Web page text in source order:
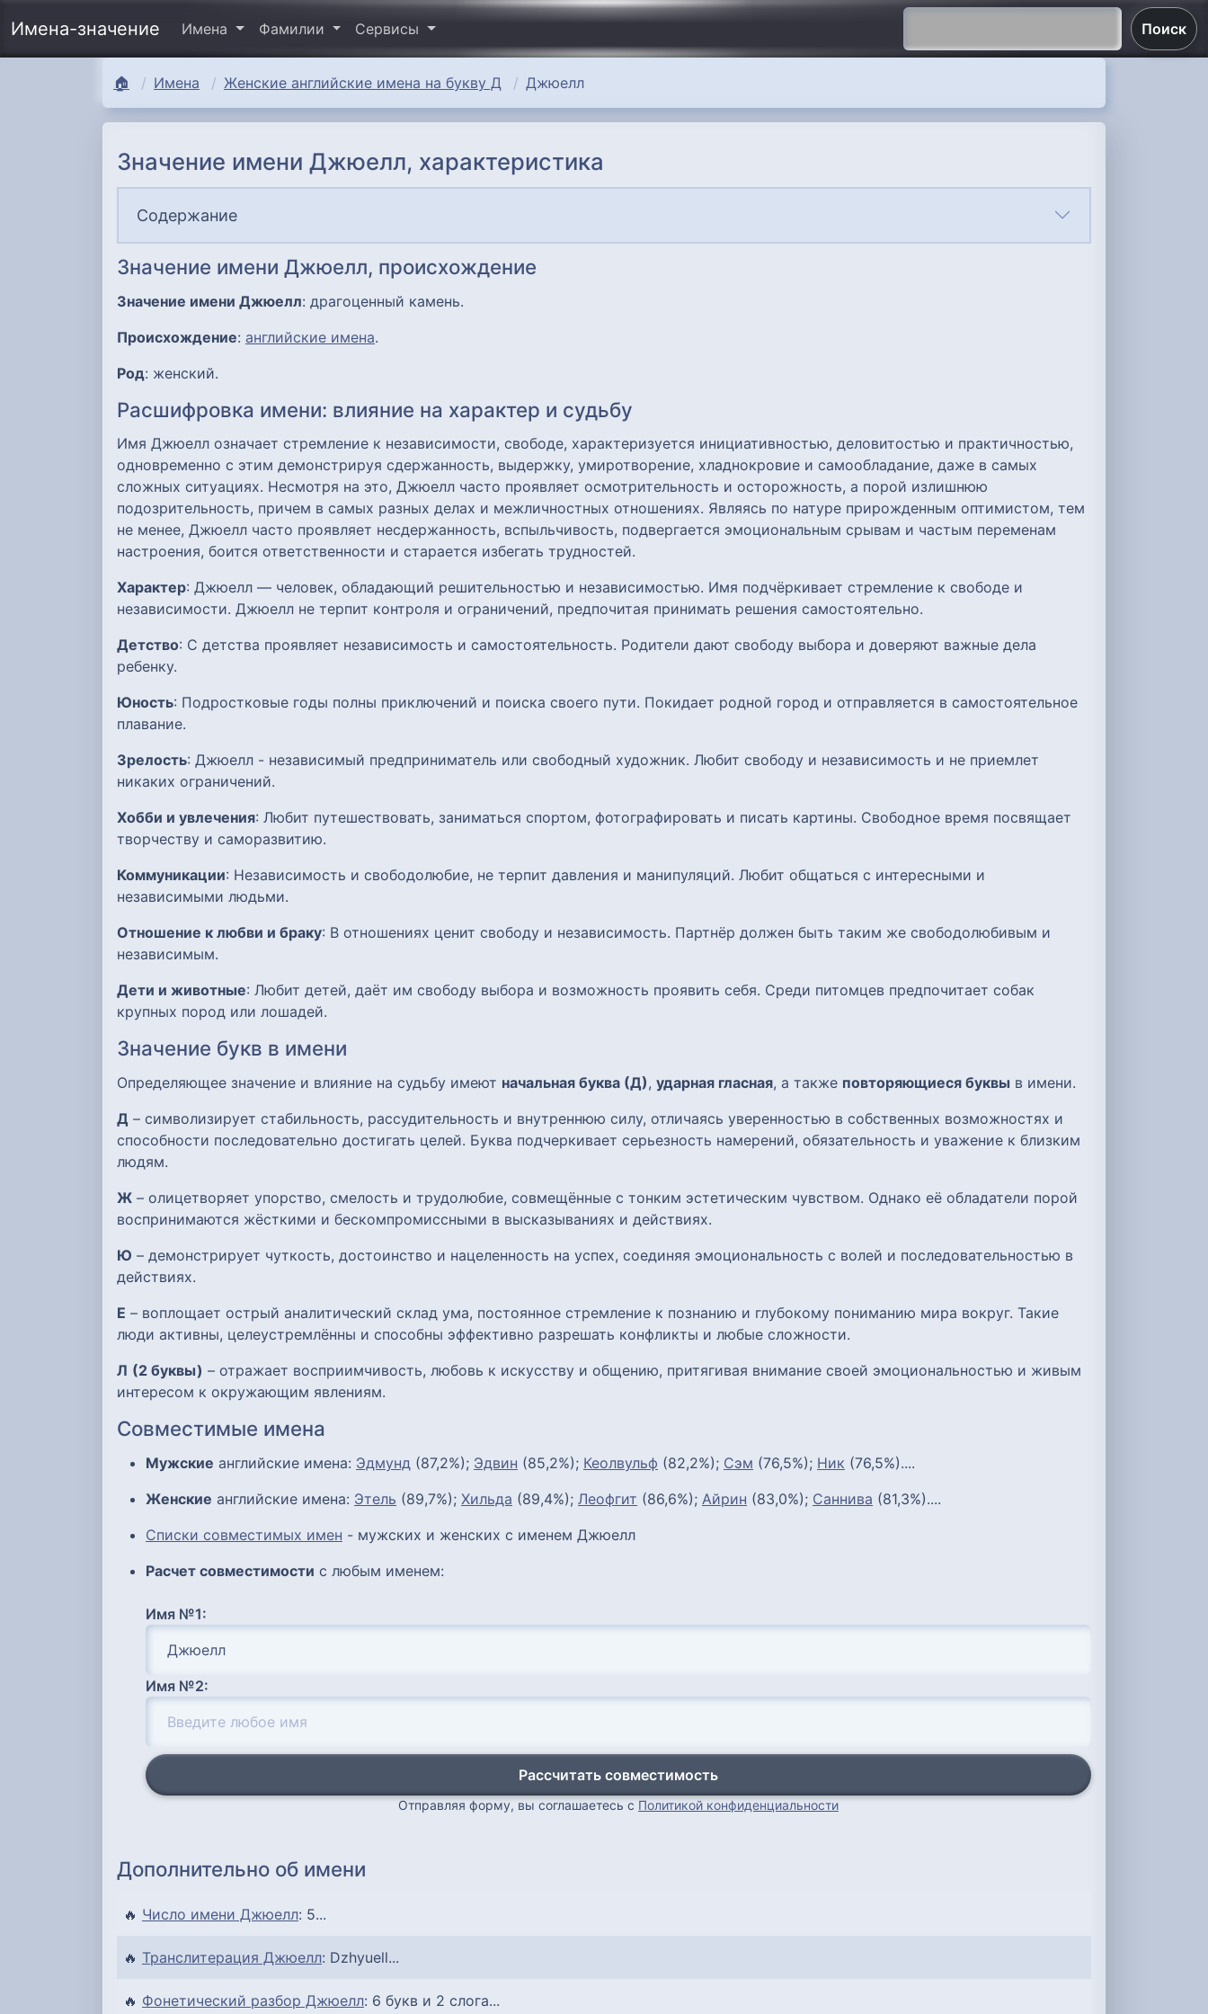
Имена-значение Имена Фамилии Сервисы Поиск
🏠 Имена Женские английские имена на букву Д Джюелл
Значение имени Джюелл, характеристика
Содержание
Значение имени Джюелл, происхождение
Значение имени Джюелл: драгоценный камень.
Происхождение: английские имена.
Род: женский.
Расшифровка имени: влияние на характер и судьбу
Имя Джюелл означает стремление к независимости, свободе, характеризуется инициативностью, деловитостью и практичностью,
одновременно с этим демонстрируя сдержанность, выдержку, умиротворение, хладнокровие и самообладание, даже в самых
сложных ситуациях. Несмотря на это, Джюелл часто проявляет осмотрительность и осторожность, а порой излишнюю
подозрительность, причем в самых разных делах и межличностных отношениях. Являясь по натуре прирожденным оптимистом, тем
не менее, Джюелл часто проявляет несдержанность, вспыльчивость, подвергается эмоциональным срывам и частым переменам
настроения, боится ответственности и старается избегать трудностей.
Характер: Джюелл — человек, обладающий решительностью и независимостью. Имя подчёркивает стремление к свободе и
независимости. Джюелл не терпит контроля и ограничений, предпочитая принимать решения самостоятельно.
Детство: С детства проявляет независимость и самостоятельность. Родители дают свободу выбора и доверяют важные дела
ребенку.
Юность: Подростковые годы полны приключений и поиска своего пути. Покидает родной город и отправляется в самостоятельное
плавание.
Зрелость: Джюелл - независимый предприниматель или свободный художник. Любит свободу и независимость и не приемлет
никаких ограничений.
Хобби и увлечения: Любит путешествовать, заниматься спортом, фотографировать и писать картины. Свободное время посвящает
творчеству и саморазвитию.
Коммуникации: Независимость и свободолюбие, не терпит давления и манипуляций. Любит общаться с интересными и
независимыми людьми.
Отношение к любви и браку: В отношениях ценит свободу и независимость. Партнёр должен быть таким же свободолюбивым и
независимым.
Дети и животные: Любит детей, даёт им свободу выбора и возможность проявить себя. Среди питомцев предпочитает собак
крупных пород или лошадей.
Значение букв в имени
Определяющее значение и влияние на судьбу имеют начальная буква (Д), ударная гласная, а также повторяющиеся буквы в имени.
Д – символизирует стабильность, рассудительность и внутреннюю силу, отличаясь уверенностью в собственных возможностях и
способности последовательно достигать целей. Буква подчеркивает серьезность намерений, обязательность и уважение к близким
людям.
Ж – олицетворяет упорство, смелость и трудолюбие, совмещённые с тонким эстетическим чувством. Однако её обладатели порой
воспринимаются жёсткими и бескомпромиссными в высказываниях и действиях.
Ю – демонстрирует чуткость, достоинство и нацеленность на успех, соединяя эмоциональность с волей и последовательностью в
действиях.
Е – воплощает острый аналитический склад ума, постоянное стремление к познанию и глубокому пониманию мира вокруг. Такие
люди активны, целеустремлённы и способны эффективно разрешать конфликты и любые сложности.
Л (2 буквы) – отражает восприимчивость, любовь к искусству и общению, притягивая внимание своей эмоциональностью и живым
интересом к окружающим явлениям.
Совместимые имена
Мужские английские имена: Эдмунд (87,2%); Эдвин (85,2%); Кеолвульф (82,2%); Сэм (76,5%); Ник (76,5%)....
Женские английские имена: Этель (89,7%); Хильда (89,4%); Леофгит (86,6%); Айрин (83,0%); Саннива (81,3%)....
Списки совместимых имен - мужских и женских с именем Джюелл
Расчет совместимости с любым именем:
Имя №1:
Имя №2:
Рассчитать совместимость
Отправляя форму, вы соглашаетесь с Политикой конфиденциальности
Дополнительно об имени
🔥 Число имени Джюелл: 5...
🔥 Транслитерация Джюелл: Dzhyuell...
🔥 Фонетический разбор Джюелл: 6 букв и 2 слога...